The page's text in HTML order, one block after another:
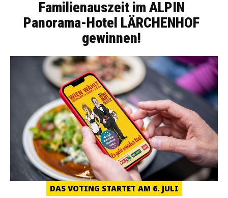
Familienauszeit im ALPIN
Panorama-Hotel LÄRCHENHOF
gewinnen!
DAS VOTING STARTET AM 6. JULI